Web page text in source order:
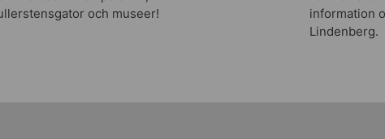
och museer!
information
Lindenberg.